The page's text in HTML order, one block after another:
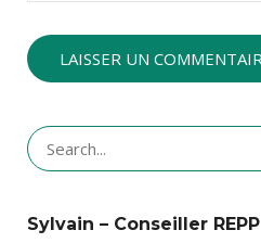
Search
for:
Sylvain – Conseiller REPP